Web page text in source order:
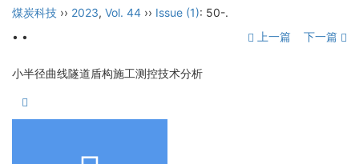
煤炭科技 ›› 2023, Vol. 44 ›› Issue (1): 50-.
• •
上一篇 下一篇
小半径曲线隧道盾构施工测控技术分析